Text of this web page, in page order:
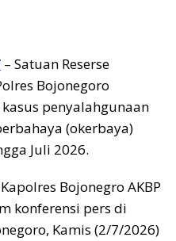
– Satuan Reserse
Bojonegoro
penyalahgunaan
(okerbaya)
Juli 2026.
Bojonegro AKBP
konferensi pers di
Kamis (2/7/2026)